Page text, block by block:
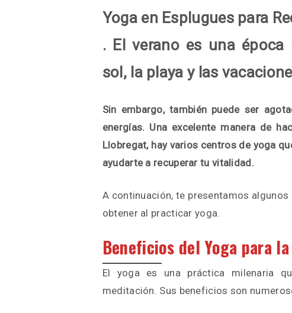
Yoga en Esplugues para
. El verano es una época
sol, la playa y las
Sin embargo, también puede ser
energías. Una excelente manera de
Llobregat, hay varios centros de yoga
ayudarte a recuperar tu vitalidad.
A continuación, te presentamos
obtener al practicar yoga.
Beneficios del Yoga para
El yoga es una práctica milenaria
meditación. Sus beneficios son